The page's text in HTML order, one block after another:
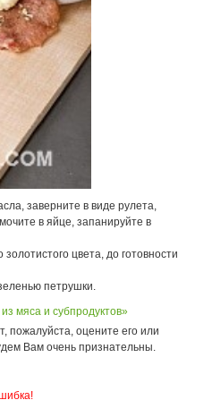
заверните в виде рулета,
в яйце, запанируйте в
цвета, до готовности
петрушки.
мяса и субпродуктов»
пожалуйста, оцените его или
Вам очень признательны.